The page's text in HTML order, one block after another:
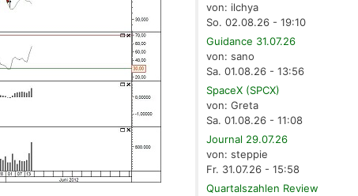
von: ilchya
So. 02.08.26 - 19:10
Guidance 31.07.26
von: sano
Sa. 01.08.26 - 13:56
SpaceX (SPCX)
von: Greta
Sa. 01.08.26 - 11:08
Journal 29.07.26
von: steppie
Fr. 31.07.26 - 15:58
Quartalszahlen Review